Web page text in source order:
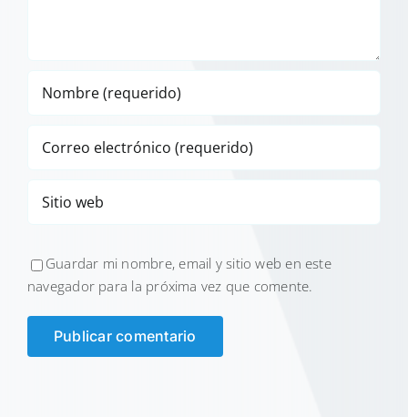
Guardar mi nombre, email y sitio web en este
navegador para la próxima vez que comente.